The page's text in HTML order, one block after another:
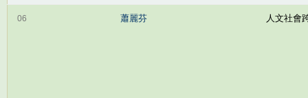
06 蕭麗芬 人文社會